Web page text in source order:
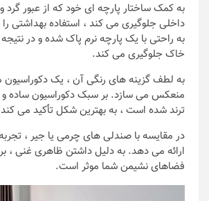
به کمک ساختار پارچه ای خود که از عبور گرد
داخلی جلوگیری می کند ، استفاده بهداشتی
به راحتی با یک پارچه نرم پاک شده و در نتیجه
خاک جلوگیری می کند.
به لطف گزینه های رنگی آن ، یک دکوراسیون
منعکس می سازد. بر سبک دکوراسیون ساده و
ترند شده است ، به بهترین شکل تأکید می
در مقایسه با صندلی های چرمی یا جیر ،
ارائه می دهد. به دلیل داشتن ظاهری غنی ،
فضاهای نشیمن شما موثر است.